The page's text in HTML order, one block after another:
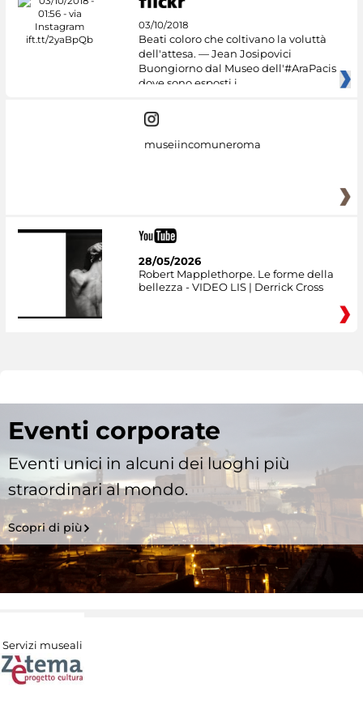
03/10/2018
Beati coloro che coltivano la voluttà
dell'attesa. — Jean Josipovici
Buongiorno dal Museo dell'#AraPacis
dove sono esposti i
museiincomuneroma
28/05/2026
Robert Mapplethorpe. Le forme della
bellezza - VIDEO LIS | Derrick Cross
Eventi corporate
Eventi unici in alcuni dei luoghi più
straordinari al mondo.
Scopri di più
Servizi museali